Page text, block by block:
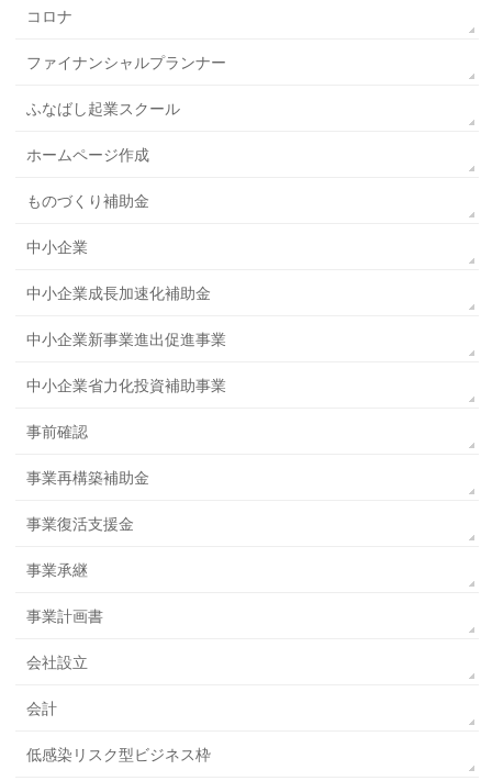
コロナ
ファイナンシャルプランナー
ふなばし起業スクール
ホームページ作成
ものづくり補助金
中小企業
中小企業成長加速化補助金
中小企業新事業進出促進事業
中小企業省力化投資補助事業
事前確認
事業再構築補助金
事業復活支援金
事業承継
事業計画書
会社設立
会計
低感染リスク型ビジネス枠